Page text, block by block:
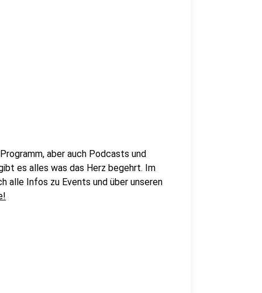
aber auch Podcasts und
es alles was das Herz begehrt. Im
alle Infos zu Events und über unseren